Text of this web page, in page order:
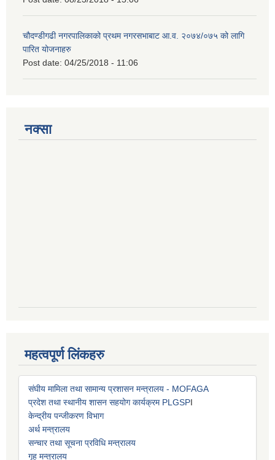
चौदण्डीगढी नगरपालिकाको प्रथम नगरसभाबाट आ.व. २०७४/०७५ को लागि
पारित योजनाहरु
Post date: 04/25/2018 - 11:06
नक्सा
महत्वपूर्ण लिंकहरु
संघीय मामिला तथा सामान्य प्रशासन मन्त्रालय - MOFAGA
प्रदेश तथा स्थानीय शासन सहयोग कार्यक्रम PLGSPI
केन्द्रीय पन्जीकरण विभाग
अर्थ मन्त्रालय
सन्चार तथा सूचना प्रविधि मन्त्रालय
गृह मन्त्रालय